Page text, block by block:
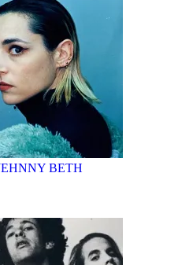
BETH